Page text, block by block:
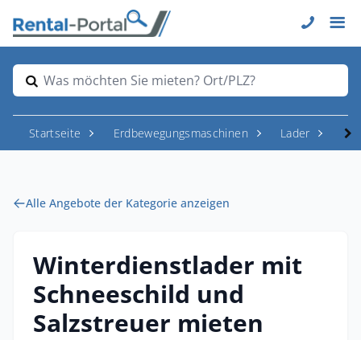
Was möchten Sie mieten? Ort/PLZ?
Startseite Erdbewegungsmaschinen Lader
Alle Angebote der Kategorie anzeigen
Winterdienstlader mit
Schneeschild und
Salzstreuer mieten